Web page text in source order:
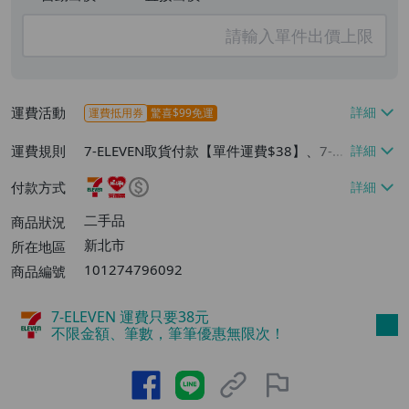
運費活動 運費抵用券 驚喜$99免運
運費規則
7-ELEVEN取貨付款【單件運費$38】、7-EL
EVEN取貨不付款【單件運費$38】、萊爾富
取貨付款【單件運費$60】
付款方式
商品狀況
二手品
所在地區
新北市
商品編號
101274796092
7-ELEVEN 運費只要38元
不限金額、筆數，筆筆優惠無限次！